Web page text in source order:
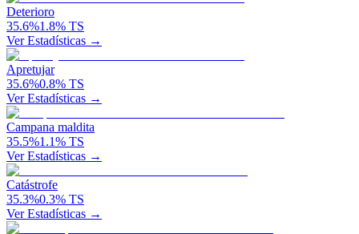
Deterioro
35.6%1.8% TS
Ver Estadísticas →
Apretujar
35.6%0.8% TS
Ver Estadísticas →
Campana maldita
35.5%1.1% TS
Ver Estadísticas →
Catástrofe
35.3%0.3% TS
Ver Estadísticas →